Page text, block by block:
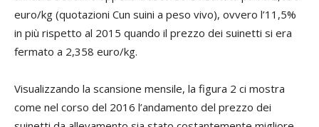
euro/kg (quotazioni Cun suini a peso vivo), ovvero l’11,5%
in più rispetto al 2015 quando il prezzo dei suinetti si era
fermato a 2,358 euro/kg.
Visualizzando la scansione mensile, la figura 2 ci mostra
come nel corso del 2016 l’andamento del prezzo dei